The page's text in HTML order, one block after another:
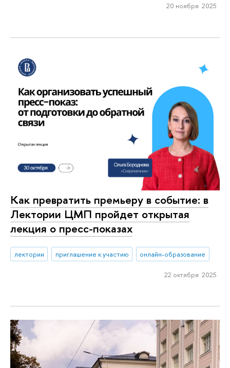
20 ноября 2025
Как превратить премьеру в событие: в
Лектории ЦМП пройдет открытая
лекция о пресс-показах
лектории приглашение к участию онлайн-образование
22 октября 2025